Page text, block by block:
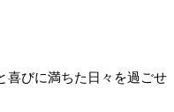
喜びに満ちた日々を過ごせ